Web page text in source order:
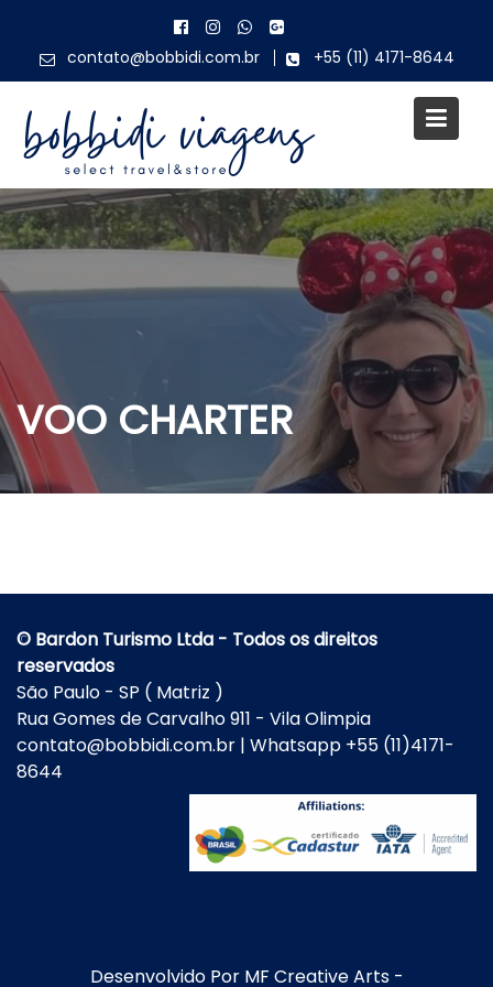
content contato@bobbidi.com.br +55 (11) 4171-8644
VOO CHARTER
© Bardon Turismo Ltda - Todos os direitos
reservados
São Paulo - SP ( Matriz )
Rua Gomes de Carvalho 911 - Vila Olimpia
contato@bobbidi.com.br | Whatsapp +55 (11)4171-
8644
Desenvolvido Por MF Creative Arts-